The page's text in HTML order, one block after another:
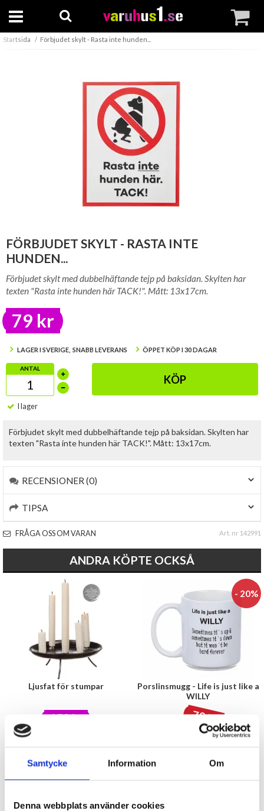
Samtycke Information Om
Denna webbplats använder cookies
Startsida Förbjudet skylt - Rasta inte hunden...
FÖRBJUDET SKYLT - RASTA INTE
HUNDEN...
Förbjudet skylt med dubbelhäftande tejp på baksidan. Skylten har
texten "Rasta inte hunden här TACK!". Mått: 13x17cm.
79 kr
LAGER I SVERIGE, SNABB LEVERANS ÖPPET KÖP I 30 DAGAR
ANTAL
KÖP
I lager
Förbjudet skylt med dubbelhäftande tejp på baksidan. Skylten har
texten "Rasta inte hunden här TACK!". Mått: 13x17cm.
RECENSIONER (0)
TIPSA
FRÅGA OSS OM VARAN Art. nr 142991
ANDRA KÖPTE OCKSÅ
Ljusfat för stumpar
159 kr
- 20%
Porslinsmugg - Life is just like a
WILLY
79 kr